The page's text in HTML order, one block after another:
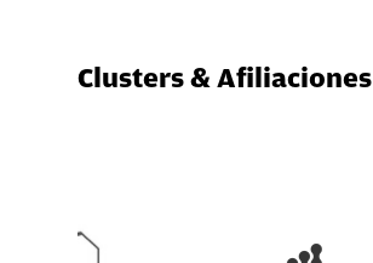
Clusters & Afiliaciones